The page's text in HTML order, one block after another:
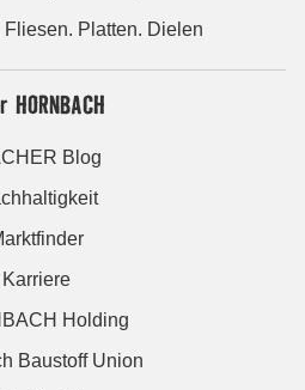
Platten. Dielen
HORNBACH
Blog
Karriere
Holding
Baustoff Union